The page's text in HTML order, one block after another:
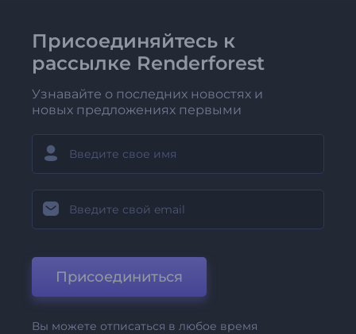
Присоединяйтесь к
рассылке Renderforest
Узнавайте о последних новостях и
новых предложениях первыми
Присоединиться
Вы можете отписаться в любое время